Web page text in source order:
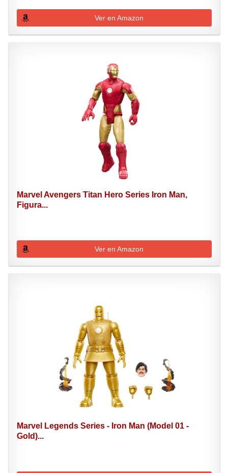
Ver en Amazon
Marvel Avengers Titan Hero Series Iron Man,
Figura...
Ver en Amazon
Marvel Legends Series - Iron Man (Model 01 -
Gold)...